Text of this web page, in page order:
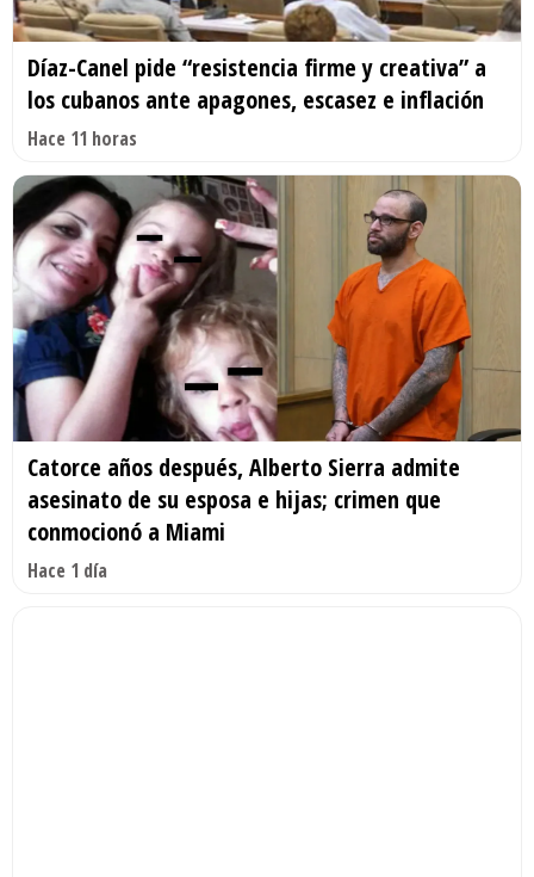
Díaz-Canel pide “resistencia firme y creativa” a
los cubanos ante apagones, escasez e inflación
Hace 11 horas
Catorce años después, Alberto Sierra admite
asesinato de su esposa e hijas; crimen que
conmocionó a Miami
Hace 1 día